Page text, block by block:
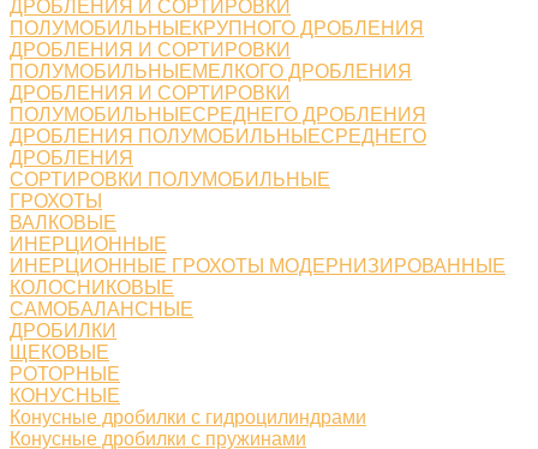
ДРОБЛЕНИЯ И СОРТИРОВКИ
ПОЛУМОБИЛЬНЫЕКРУПНОГО ДРОБЛЕНИЯ
ДРОБЛЕНИЯ И СОРТИРОВКИ
ПОЛУМОБИЛЬНЫЕМЕЛКОГО ДРОБЛЕНИЯ
ДРОБЛЕНИЯ И СОРТИРОВКИ
ПОЛУМОБИЛЬНЫЕСРЕДНЕГО ДРОБЛЕНИЯ
ДРОБЛЕНИЯ ПОЛУМОБИЛЬНЫЕСРЕДНЕГО
ДРОБЛЕНИЯ
СОРТИРОВКИ ПОЛУМОБИЛЬНЫЕ
ГРОХОТЫ
ВАЛКОВЫЕ
ИНЕРЦИОННЫЕ
ИНЕРЦИОННЫЕ ГРОХОТЫ МОДЕРНИЗИРОВАННЫЕ
КОЛОСНИКОВЫЕ
САМОБАЛАНСНЫЕ
ДРОБИЛКИ
ЩЕКОВЫЕ
РОТОРНЫЕ
КОНУСНЫЕ
Конусные дробилки с гидроцилиндрами
Конусные дробилки с пружинами